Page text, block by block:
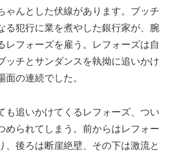
ゃんとした伏線があります。ブッチ
る犯行に業を煮やした銀行家が、腕
レフォーズを雇う。レフォーズは自
ッチとサンダンスを執拗に追いかけ
面の連続でした。
も追いかけてくるレフォーズ、つい
められてしまう。前からはレフォー
、後ろは断崖絶壁、その下は激流と